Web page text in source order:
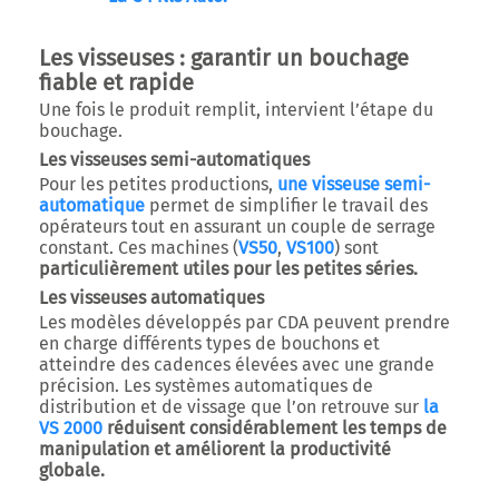
Les visseuses : garantir un bouchage
fiable et rapide
Une fois le produit remplit, intervient l’étape du
bouchage.
Les visseuses semi-automatiques
Pour les petites productions, une visseuse semi-
automatique permet de simplifier le travail des
opérateurs tout en assurant un couple de serrage
constant. Ces machines (VS50, VS100) sont
particulièrement utiles pour les petites séries.
Les visseuses automatiques
Les modèles développés par CDA peuvent prendre
en charge différents types de bouchons et
atteindre des cadences élevées avec une grande
précision. Les systèmes automatiques de
distribution et de vissage que l’on retrouve sur la
VS 2000 réduisent considérablement les temps de
manipulation et améliorent la productivité
globale.